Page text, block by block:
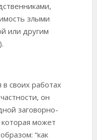
злыми
или другим
своих работах
он
заговорно-
может
“как